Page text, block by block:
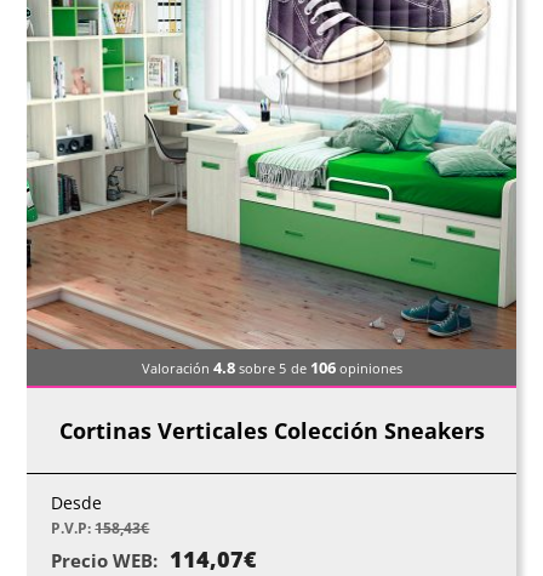
Valoración 4.8sobre 5 de 106opiniones
Cortinas Verticales Colección Sneakers
Desde
P.V.P:158,43€
Precio WEB: 114,07€